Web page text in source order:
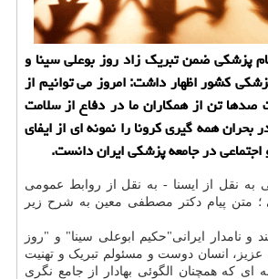
پزشكی ضمن تبریك زاد روز بوعلی سینا و
كشور اظهار داشت: امروز می توانیم از
تن از همكاران ما در دفاع از سلامت
بحران همه گیری كرونا را نمونه ای از ایفای
اجتماعی در جامعه پزشكی ایران دانست.
به نقل از ایسنا - به نقل از روابط عمومی
متن پیام دکتر مصطفی معین به شرح زیر
و نامدار ایرانی"حکیم ابوعلی سینا" و "روز
انسان دوست و مسئولم تبریک و تهنیت
ای که همچنان الگوئی بهادار از جامع نگری